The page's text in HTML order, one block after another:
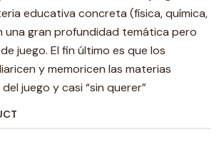
educativa concreta (física, química,
una gran profundidad temática pero
juego. El fin último es que los
y memoricen las materias
juego y casi “sin querer”